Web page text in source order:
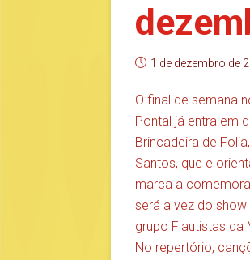
1 de dezembro de
O final de semana
Pontal já entra em
Brincadeira de
Santos, que e
marca a
será a vez do
grupo Flautistas
No repertório,